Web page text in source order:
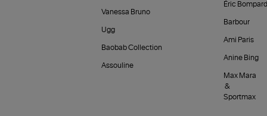
Vanessa Bruno
Ugg
Baobab Collection
Assouline
Éric Bompard
Barbour
Ami Paris
Anine Bing
Max Mara
&
Sportmax